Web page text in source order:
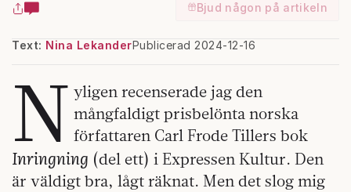
Bjud någon på artikeln
Text: Nina LekanderPublicerad 2024-12-16
N yligen recenserade jag den
mångfaldigt prisbelönta norska
författaren Carl Frode Tillers bok
Inringning (del ett) i Expressen Kultur. Den
är väldigt bra, lågt räknat. Men det slog mig